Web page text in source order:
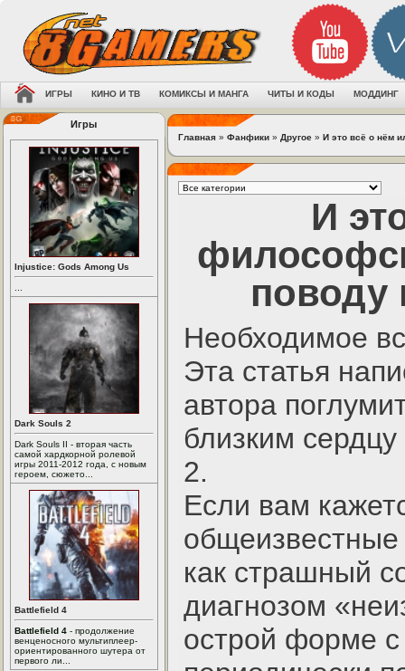
ИГРЫ КИНО И ТВ КОМИКСЫ И МАНГА ЧИТЫ И КОДЫ МОДДИНГ
Игры
Injustice: Gods Among Us
Dark Souls 2
Dark Souls II - вторая часть
самой хардкорной ролевой
игры 2011-2012 года, с новым
героем, сюжето...
Battlefield 4
Battlefield 4 - продолжение
венценосного мультиплеер-
ориентированного шутера от
первого ли...
Главная » Фанфики » Другое » И это всё о нём
И
поводу
Необходимое
Эта статья
автора
близким
2.
Если вам
общеизвестные
как страшный
диагнозом
острой форме с